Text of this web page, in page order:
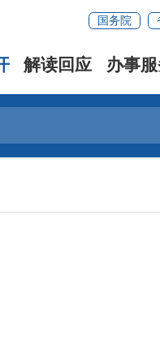
国务院
解读回应 办事